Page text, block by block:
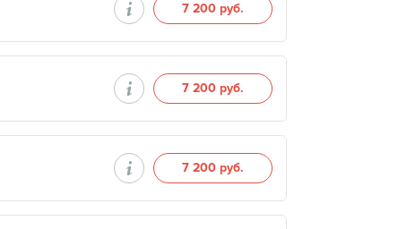
7 200 руб.
7 200 руб.
7 200 руб.